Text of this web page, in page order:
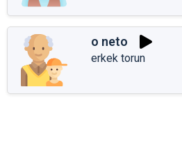
o neto
erkek torun